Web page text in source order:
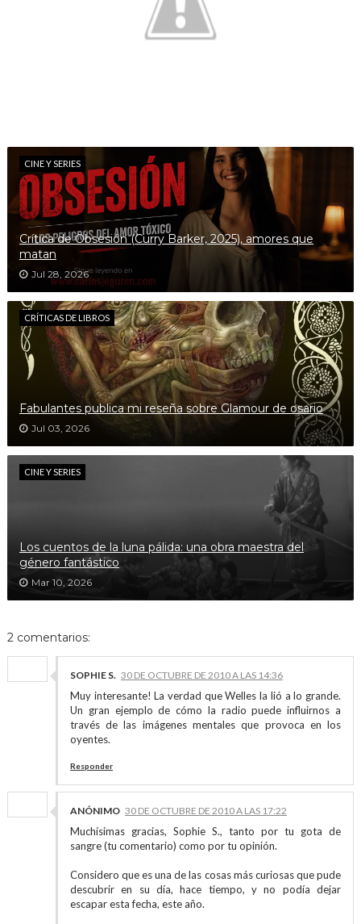
CINE Y SERIES
Crítica de Obsesión (Curry Barker, 2025), amores que
matan
Jul 28, 2026
CRÍTICAS DE LIBROS
Fabulantes publica mi reseña sobre Glamour de osario
Jul 03, 2026
CINE Y SERIES
Los cuentos de la luna pálida: una obra maestra del
género fantástico
Mar 10, 2026
2 comentarios:
SOPHIE S. 30 DE OCTUBRE DE 2010 A LAS 14:36
Muy interesante! La verdad que Welles la lió a lo grande.
Un gran ejemplo de cómo la radio puede influirnos a
través de las imágenes mentales que provoca en los
oyentes.
Responder
ANÓNIMO 30 DE OCTUBRE DE 2010 A LAS 17:22
Muchísimas gracias, Sophie S., tanto por tu gota de
sangre (tu comentario) como por tu opinión.
Considero que es una de las cosas más curiosas que pude
descubrir en su día, hace tiempo, y no podía dejar
escapar esta fecha, este año.